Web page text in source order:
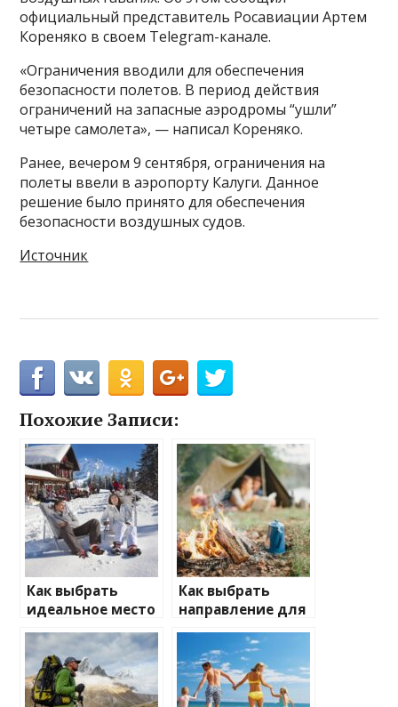
официальный представитель Росавиации Артем
Кореняко в своем Telegram-канале.
«Ограничения вводили для обеспечения
безопасности полетов. В период действия
ограничений на запасные аэродромы “ушли”
четыре самолета», — написал Кореняко.
Ранее, вечером 9 сентября, ограничения на
полеты ввели в аэропорту Калуги. Данное
решение было принято для обеспечения
безопасности воздушных судов.
Источник
Похожие Записи:
Как выбрать
идеальное место
для зимнего
отдыха
Как выбрать
направление для
отдыха на
природе